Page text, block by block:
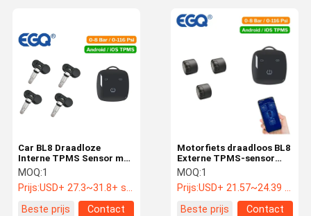
Motorfiets draadloos BL8
Externe TPMS-sensor
met oplaadbaar
ontvanger toetsenbord en
mobiele app Compatibel
met Android & IOS
MOQ:1
Prijs:USD+ 21.57~24.39 + set
Beste prijs
Contact
Car BL8 Draadloze
Interne TPMS Sensor met
Oplaadbare Ontvanger
Sleutelhanger en Mobiele
APP Compatibel met
Android & IOS
MOQ:1
Prijs:USD+ 27.3~31.8+ set
Beste prijs
Contact